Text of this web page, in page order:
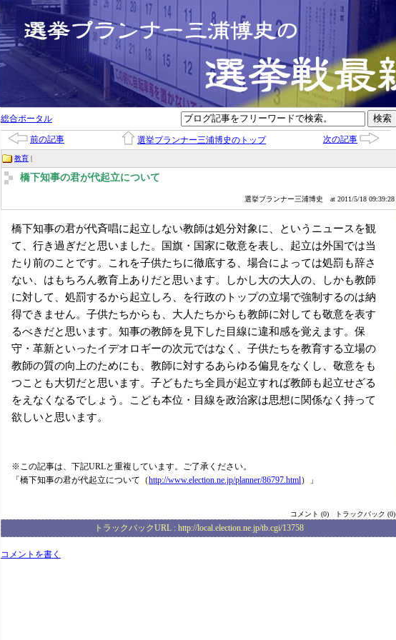
総合ポータル
前の記事 選挙プランナー三浦博史のトップ 次の記事
教育 |
橋下知事の君が代起立について
選挙プランナー三浦博史 at 2011/5/18 09:39:28
橋下知事の君が代斉唱に起立しない教師は処分対象に、というニュースを観
て、行き過ぎだと思いました。国旗・国家に敬意を表し、起立は外国では当
たり前のことです。これを子供たちに徹底する、場合によっては処罰も辞さ
ない、はもちろん教育上ありだと思います。しかし大の大人の、しかも教師
に対して、処罰するから起立しろ、を行政のトップの立場で強制するのは納
得できません。子供たちからも、大人たちからも教師に対しても敬意を表す
るべきだと思います。知事の教師を見下した目線に違和感を覚えます。保
守・革新といったイデオロギーの次元ではなく、子供たちを教育する立場の
教師の質の向上のためにも、教師に対するあらゆる偏見をなくし、敬意をも
つことも大切だと思います。子どもたち全員が起立すれば教師も起立せざる
をえなくなるでしょう。こども本位・目線を政治家は思想に関係なく持って
欲しいと思います。
※この記事は、下記URLと重複しています。ご了承ください。
「橋下知事の君が代起立について（http://www.election.ne.jp/planner/86797.html）」
コメント (0) トラックバック (0)
トラックバックURL : http://local.election.ne.jp/tb.cgi/13758
コメントを書く